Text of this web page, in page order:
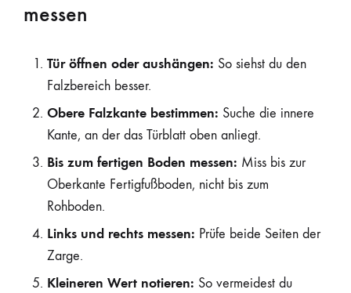
messen
Tür öffnen oder aushängen: So siehst du den
Falzbereich besser.
Obere Falzkante bestimmen: Suche die innere
Kante, an der das Türblatt oben anliegt.
Bis zum fertigen Boden messen: Miss bis zur
Oberkante Fertigfußboden, nicht bis zum
Rohboden.
Links und rechts messen: Prüfe beide Seiten der
Zarge.
Kleineren Wert notieren: So vermeidest du